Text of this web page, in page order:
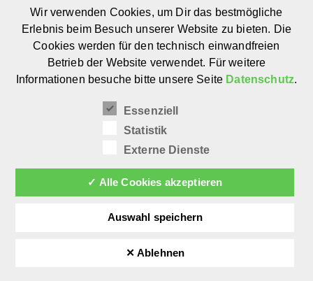
für
Kinder
von
Saskia
Stiehler
Das Museum
der Pflanzen:
Kindersachbuch
über die Natur
ab 8 Jahren
Wir verwenden Cookies, um Dir das bestmögliche
Erlebnis beim Besuch unserer Website zu bieten. Die
Cookies werden für den technisch einwandfreien
Betrieb der Website verwendet. Für weitere
Informationen besuche bitte unsere Seite Datenschutz.
Essenziell
Statistik
Externe Dienste
✓ Alle Cookies akzeptieren
Auswahl speichern
✕ Ablehnen